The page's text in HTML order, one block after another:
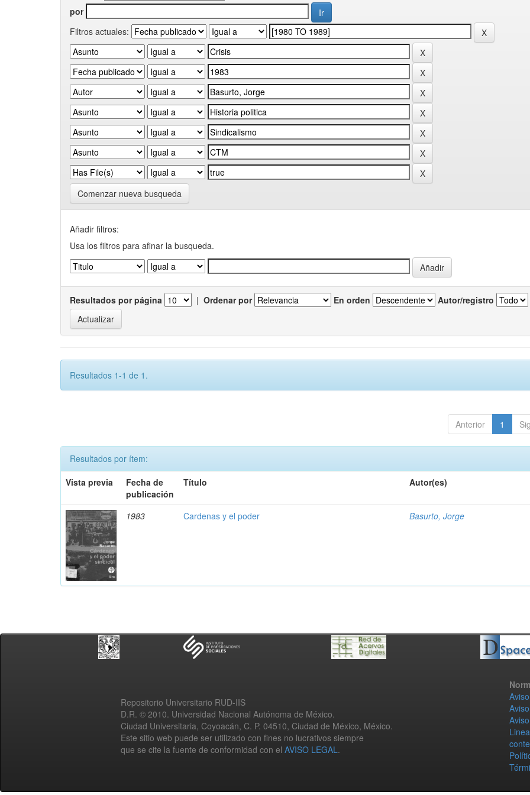
por
Filtros actuales:
Comenzar nueva busqueda
Añadir filtros:
Usa los filtros para afinar la busqueda.
Resultados por página | Ordenar por En orden Autor/registro
Resultados 1-1 de 1.
Anterior 1
Resultados por ítem:
Vista previa
Fecha de
publicación
Título Autor(es)
1983 Cardenas y el poder Basurto, Jorge
Repositorio Universitario RUD-IIS
D.R. © 2010. Universidad Nacional Autónoma de México.
Ciudad Universitaria, Coyoacán, C. P. 04510, Ciudad de México, México.
Este sitio web puede ser utilizado con fines no lucrativos siempre
que se cite la fuente de conformidad con el AVISO LEGAL.